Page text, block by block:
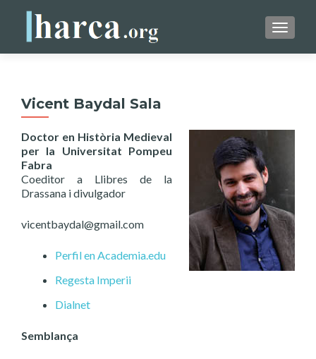
Vicent Baydal Sala
Doctor en Història Medieval
per la Universitat Pompeu
Fabra
Coeditor a Llibres de la
Drassana i divulgador
vicentbaydal@gmail.com
Perfil en Academia.edu
Regesta Imperii
Dialnet
Semblança